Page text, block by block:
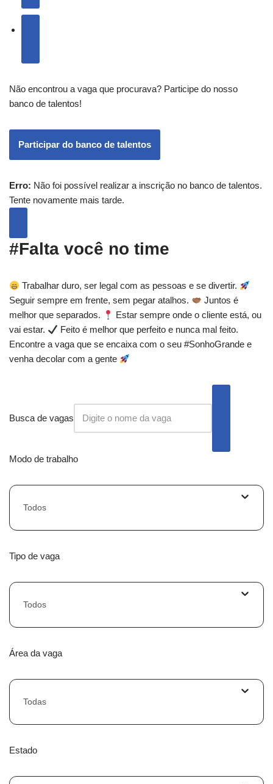
Não encontrou a vaga que procurava? Participe do nosso
banco de talentos!
Participar do banco de talentos
Erro: Não foi possível realizar a inscrição no banco de talentos.
Tente novamente mais tarde.
#Falta você no time
Trabalhar duro, ser legal com as pessoas e se divertir.
Seguir sempre em frente, sem pegar atalhos.
Juntos é
melhor que separados.
Estar sempre onde o cliente está, ou
vai estar.
Feito é melhor que perfeito e nunca mal feito.
Encontre a vaga que se encaixa com o seu #SonhoGrande e
venha decolar com a gente
Busca de vagas
Modo de trabalho
Todos
Tipo de vaga
Todos
Área da vaga
Todas
Estado